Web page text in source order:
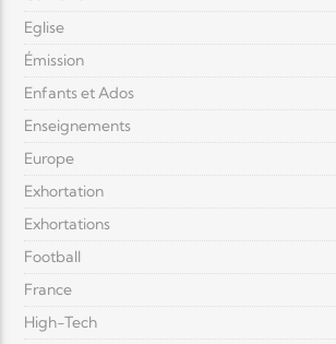
Eglise
Émission
Enfants et Ados
Enseignements
Europe
Exhortation
Exhortations
Football
France
High-Tech